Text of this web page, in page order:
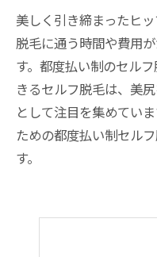
美しく引き締まったヒ
脱毛に通う時間や費用
す。都度払い制のセル
きるセルフ脱毛は、美
として注目を集めてい
ための都度払い制セル
す。